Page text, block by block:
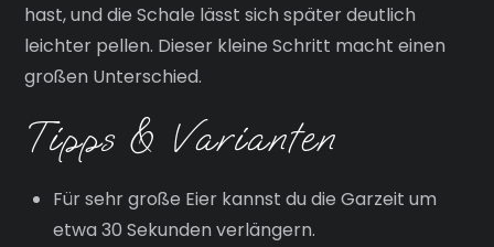
hast, und die Schale lässt sich später deutlich
leichter pellen. Dieser kleine Schritt macht einen
großen Unterschied.
Tipps & Varianten
Für sehr große Eier kannst du die Garzeit um
etwa 30 Sekunden verlängern.